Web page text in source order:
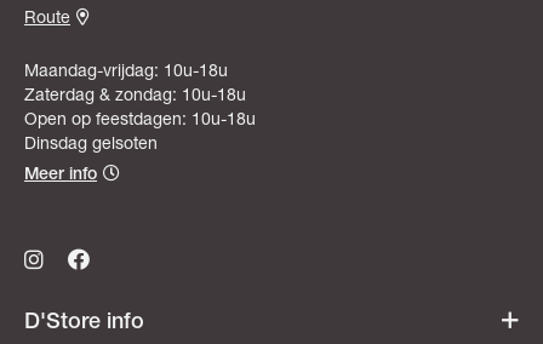
D'Store info
Route
Maandag-vrijdag: 10u-18u
Zaterdag & zondag: 10u-18u
Open op feestdagen: 10u-18u
Dinsdag gelsoten
Meer info